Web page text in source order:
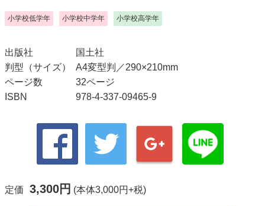
小学校低学年 小学校中学年 小学校高学年
出版社
国土社
判型（サイズ）
A4変型判／290×210mm
ページ数
32ページ
ISBN
978-4-337-09465-9
定価 3,300円 (本体3,000円+税)